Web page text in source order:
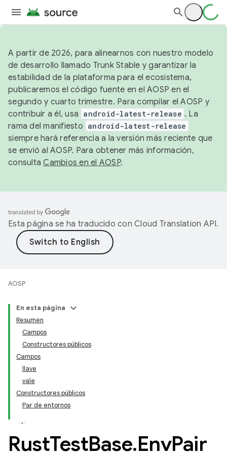
A partir de 2026, para alinearnos con nuestro modelo
de desarrollo llamado Trunk Stable y garantizar la
estabilidad de la plataforma para el ecosistema,
publicaremos el código fuente en el AOSP en el
segundo y cuarto trimestre. Para compilar el AOSP y
contribuir a él, usa android-latest-release . La
rama del manifiesto android-latest-release
siempre hará referencia a la versión más reciente que
se envió al AOSP. Para obtener más información,
consultaCambios en el AOSP.
Esta página se ha traducido con Cloud Translation API.
AOSP
En esta página
Resumen
Campos
Constructores públicos
Campos
llave
vale
Constructores públicos
Par de entornos
RustTestBase.EnvPair